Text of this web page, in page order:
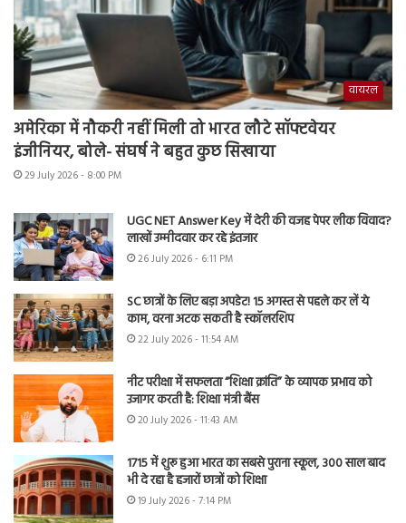
वायरल
अमेरिका में नौकरी नहीं मिली तो भारत लौटे सॉफ्टवेयर
इंजीनियर, बोले- संघर्ष ने बहुत कुछ सिखाया
29 July 2026 - 8:00 PM
UGC NET Answer Key में देरी की वजह पेपर लीक विवाद?
लाखों उम्मीदवार कर रहे इंतजार
26 July 2026 - 6:11 PM
SC छात्रों के लिए बड़ा अपडेट! 15 अगस्त से पहले कर लें ये
काम, वरना अटक सकती है स्कॉलरशिप
22 July 2026 - 11:54 AM
नीट परीक्षा में सफलता “शिक्षा क्रांति” के व्यापक प्रभाव को
उजागर करती है: शिक्षा मंत्री बैंस
20 July 2026 - 11:43 AM
1715 में शुरू हुआ भारत का सबसे पुराना स्कूल, 300 साल बाद
भी दे रहा है हजारों छात्रों को शिक्षा
19 July 2026 - 7:14 PM